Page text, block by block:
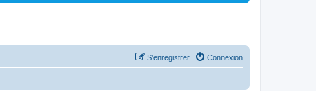
Connexion
S’enregistrer